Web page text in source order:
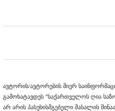
ავტორის/ავტორების მიერ
გამოხატავდეს "საქართველოს ღია
არ არის პასუხისმგებელი მასალის